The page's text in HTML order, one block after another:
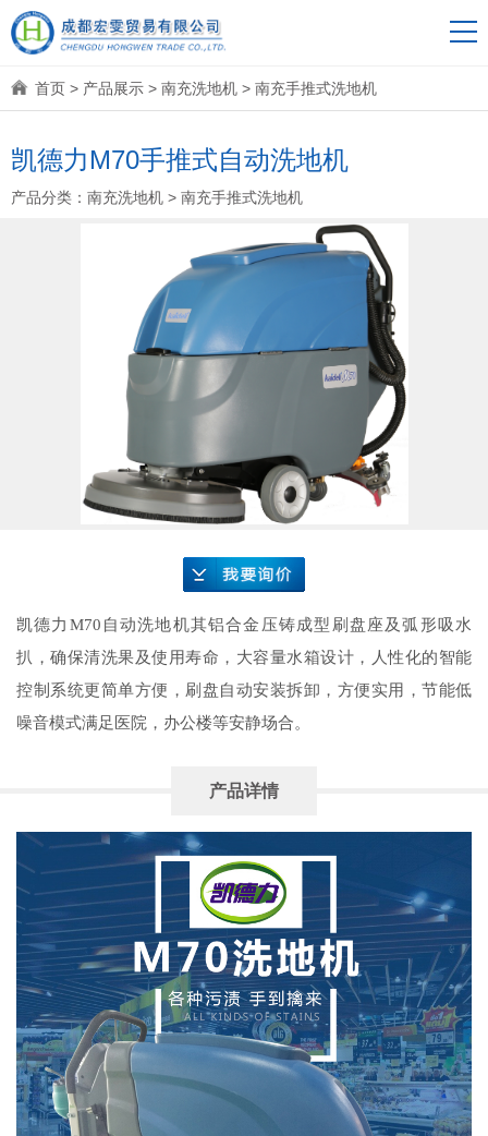
首页 > 产品展示 > 南充洗地机 > 南充手推式洗地机
凯德力M70手推式自动洗地机
产品分类： 南充洗地机 > 南充手推式洗地机
凯德力M70自动洗地机其铝合金压铸成型刷盘座及弧形吸水
扒，确保清洗果及使用寿命，大容量水箱设计，人性化的智能
控制系统更简单方便，刷盘自动安装拆卸，方便实用，节能低
噪音模式满足医院，办公楼等安静场合。
产品详情